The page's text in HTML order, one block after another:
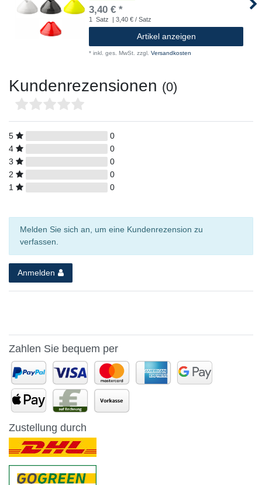
3,40 € *
1 Satz | 3,40 € / Satz
Artikel anzeigen
* inkl. ges. MwSt. zzgl. Versandkosten
Kundenrezensionen (0)
5
0
4
0
3
0
2
0
1
0
Melden Sie sich an, um eine Kundenrezension zu
verfassen.
Anmelden
Zahlen Sie bequem per
Zustellung durch